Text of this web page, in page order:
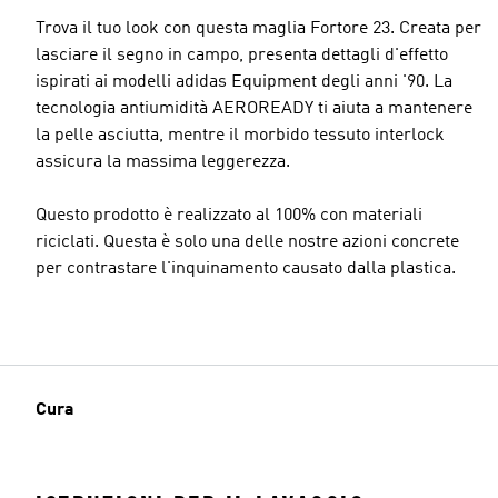
Trova il tuo look con questa maglia Fortore 23. Creata per
lasciare il segno in campo, presenta dettagli d'effetto
ispirati ai modelli adidas Equipment degli anni '90. La
tecnologia antiumidità AEROREADY ti aiuta a mantenere
la pelle asciutta, mentre il morbido tessuto interlock
assicura la massima leggerezza.
Questo prodotto è realizzato al 100% con materiali
riciclati. Questa è solo una delle nostre azioni concrete
per contrastare l'inquinamento causato dalla plastica.
Cura